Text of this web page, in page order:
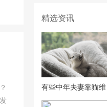
精选资讯
有些中年夫妻靠猫维
系友谊